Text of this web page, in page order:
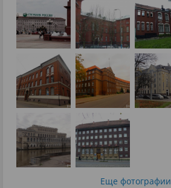
Еще фотографии